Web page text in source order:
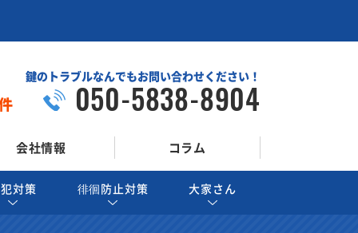
鍵のトラブルなんでもお問い合わせください！
050-5838-8904
会社情報 コラム
対策 徘徊防止対策 大家さん